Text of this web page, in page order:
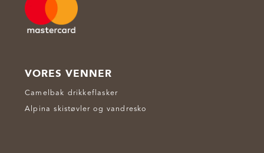
VORES VENNER
Camelbak drikkeflasker
Alpina skistøvler og vandresko